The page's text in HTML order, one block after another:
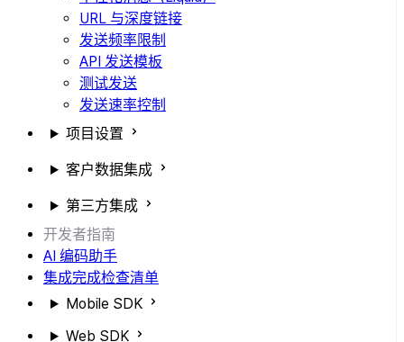
URL 与深度链接
发送频率限制
API 发送模板
测试发送
发送速率控制
项目设置
客户数据集成
第三方集成
开发者指南
AI 编码助手
集成完成检查清单
Mobile SDK
Web SDK